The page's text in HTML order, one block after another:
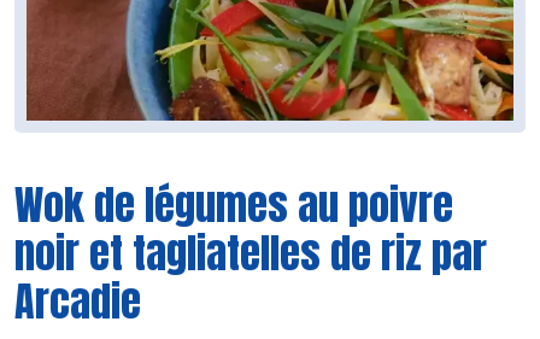
Wok de légumes au poivre
noir et tagliatelles de riz par
Arcadie